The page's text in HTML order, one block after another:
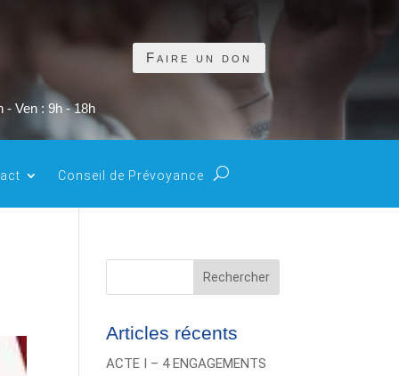
Faire un don
- Ven : 9h - 18h
Conseil de Prévoyance
Rechercher
Articles récents
ACTE I – 4 ENGAGEMENTS